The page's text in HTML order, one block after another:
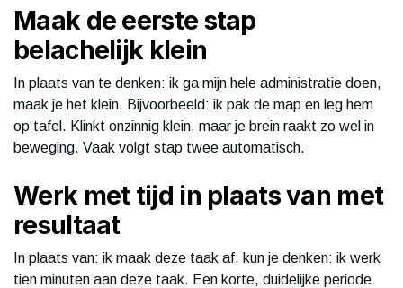
Maak de eerste stap
belachelijk klein
In plaats van te denken: ik ga mijn hele administratie doen,
maak je het klein. Bijvoorbeeld: ik pak de map en leg hem
op tafel. Klinkt onzinnig klein, maar je brein raakt zo wel in
beweging. Vaak volgt stap twee automatisch.
Werk met tijd in plaats van met
resultaat
In plaats van: ik maak deze taak af, kun je denken: ik werk
tien minuten aan deze taak. Een korte, duidelijke periode